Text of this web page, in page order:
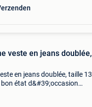
veste en jeans doublée,
en jeans doublée, taille 13
état d&#39;occasion